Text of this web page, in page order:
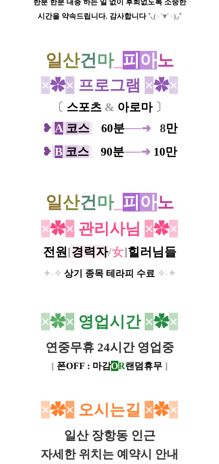
한분 한분 대충 하는 일 없이 후회없도록 소중한
시간을 약속드립니다. 감사합니다⁺◟( ˙▾˙ )◞⁺
일산건마_ 피 아노
×✿× 프로그램 ×✿×
〔 스포츠 & 아로마 〕
❥ A 코스 60분──➜ 8만
❥ B 코스 90분──➜ 10만
일산건마_ 피 아노
×✿× 관리사님 ×✿×
전원 [경력자/女]힐러님들
✦-✧ 상기 종목 테라피 수료 ✧-✦
×✿× 영업시간 ×✿×
연중무휴 24시간 영업중
[ 폰OFF : 마감OR랜덤휴무 ]
×✿× 오시는길 ×✿×
일산 장항동 인근
자세한 위치는 예약시 안내